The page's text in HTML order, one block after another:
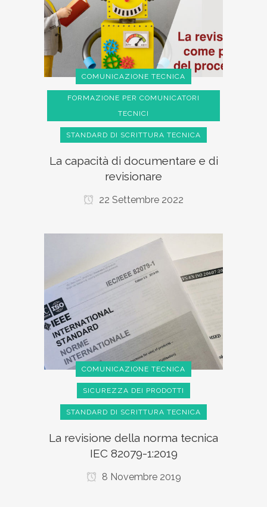
COMUNICAZIONE TECNICA
FORMAZIONE PER COMUNICATORI
TECNICI
STANDARD DI SCRITTURA TECNICA
La capacità di documentare e di
revisionare
22 Settembre 2022
COMUNICAZIONE TECNICA
SICUREZZA DEI PRODOTTI
STANDARD DI SCRITTURA TECNICA
La revisione della norma tecnica
IEC 82079-1:2019
8 Novembre 2019